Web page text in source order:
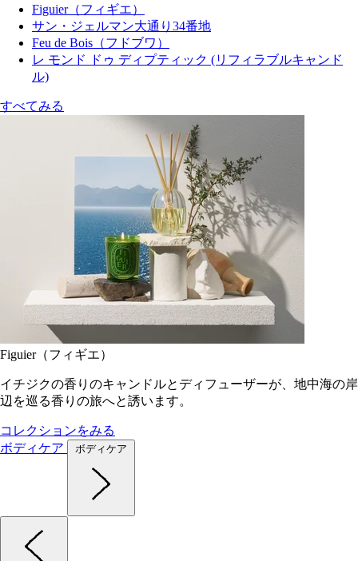
Figuier（フィギエ）
サン・ジェルマン大通り34番地
Feu de Bois（フドブワ）
レ モンド ドゥ ディプティック (リフィラブルキャンド
ル)
すべてみる
Figuier（フィギエ）
イチジクの香りのキャンドルとディフューザーが、地中海の岸
辺を巡る香りの旅へと誘います。
コレクションをみる
ボディケア
ボディケア